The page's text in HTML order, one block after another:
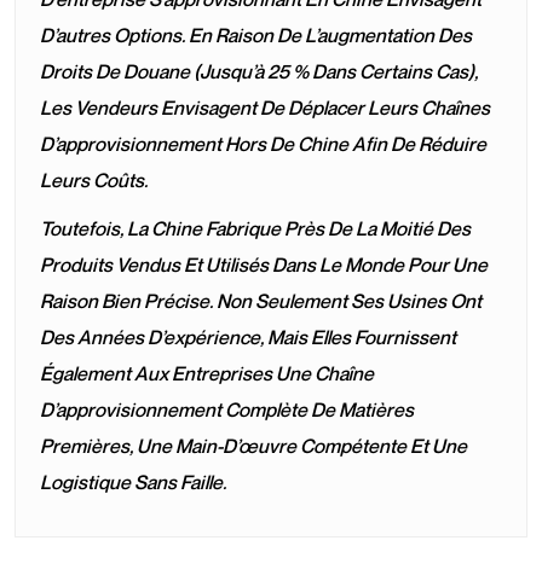
D’autres Options. En Raison De L’augmentation Des
Droits De Douane (jusqu’à 25 % Dans Certains Cas),
Les Vendeurs Envisagent De Déplacer Leurs Chaînes
D’approvisionnement Hors De Chine Afin De Réduire
Leurs Coûts.
Toutefois, La Chine Fabrique Près De La Moitié Des
Produits Vendus Et Utilisés Dans Le Monde Pour Une
Raison Bien Précise. Non Seulement Ses Usines Ont
Des Années D’expérience, Mais Elles Fournissent
Également Aux Entreprises Une Chaîne
D’approvisionnement Complète De Matières
Premières, Une Main-D’œuvre Compétente Et Une
Logistique Sans Faille.